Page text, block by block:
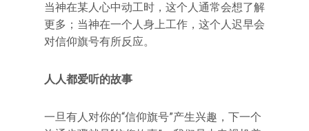
当神在某人心中动工时，这个人通常会想了解
更多；当神在一个人身上工作，这个人迟早会
对信仰旗号有所反应。
人人都爱听的故事
一旦有人对你的“信仰旗号”产生兴趣，下一个